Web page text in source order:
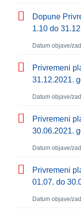
Dopune
1.10 do
Datum objave/
Privremeni
31.12.2021.
Datum objave/
Privremeni
30.06.2021.
Datum objave/
Privremeni
01.07. do
Datum objave/